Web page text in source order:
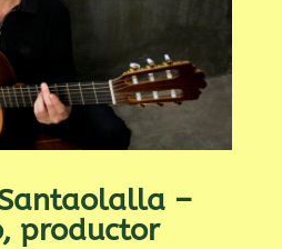
–
productor